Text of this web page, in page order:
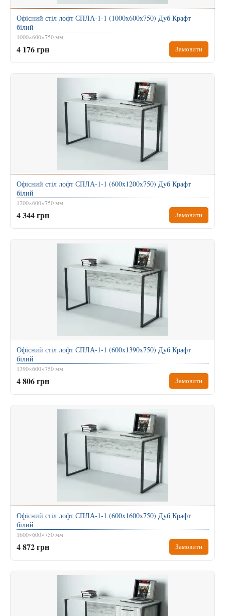
Офісний стіл лофт СПЛА-1-1 (1000x600x750) Дуб Крафт
білий
1000×600×750 мм
4 176 грн Замовити
Офісний стіл лофт СПЛА-1-1 (600x1200x750) Дуб Крафт
білий
1200×600×750 мм
4 344 грн Замовити
Офісний стіл лофт СПЛА-1-1 (600x1390x750) Дуб Крафт
білий
1390×600×750 мм
4 806 грн Замовити
Офісний стіл лофт СПЛА-1-1 (600x1600x750) Дуб Крафт
білий
1600×600×750 мм
4 872 грн Замовити